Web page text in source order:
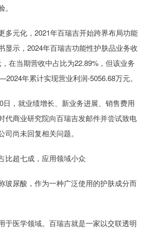
元化，2021年百瑞吉开始跨界布局功能
显示，2024年百瑞吉功能性护肤品业务收
在当期营收中占比为22.89%，但该业务
年累计实现营业利润-5056.68万元。
，就业绩增长、新业务进展、销售费用
代商业研究院向百瑞吉发邮件并尝试致电
尚未回复相关问题。
超七成，应用领域小众
尿酸，作为一种广泛使用的护肤成分而
医学领域。百瑞吉就是一家以交联透明